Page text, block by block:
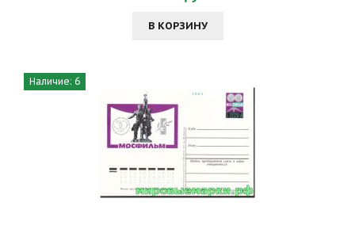
В КОРЗИНУ
Наличие: 6